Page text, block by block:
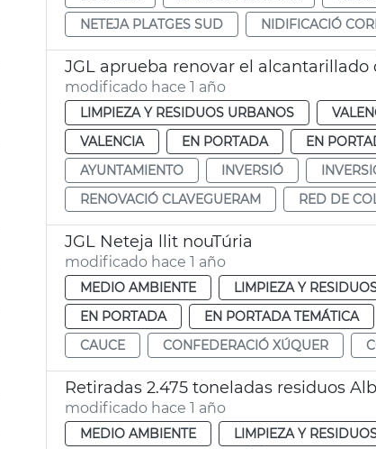
NETEJA PLATGES SUD
NIDIFICACIÓ
JGL aprueba renovar el alcantarillado
modificado hace 1 año
LIMPIEZA Y RESIDUOS URBANOS
VALENCIA
EN PORTADA EN
AYUNTAMIENTO
INVERSIÓ
RENOVACIÓ CLAVEGUERAM
RED DE
JGL Neteja llit nouTúria
modificado hace 1 año
MEDIO AMBIENTE LIMPIEZA Y
EN PORTADA
EN PORTADA TEMÁTICA
CAUCE
CONFEDERACIÓ XÚQUER
Retiradas 2.475 toneladas residuos
modificado hace 1 año
MEDIO AMBIENTE LIMPIEZA Y